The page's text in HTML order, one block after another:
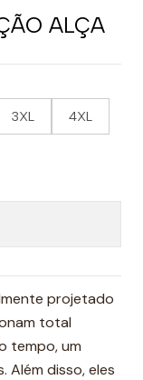
ALÇA
3XL 4XL
projetado
total
tempo, um
Além disso, eles